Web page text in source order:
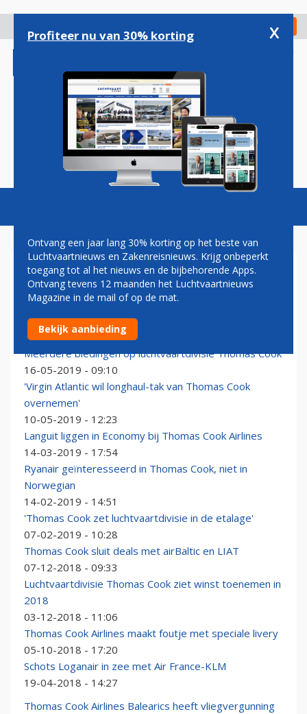
gaan
Check in
Magazine Podcasts Vacatures
THOMAS COOK AIRLINES
Britse piloten laaiend over reddingsplan Condor
26-09-2019 - 15:08
Meerdere biedingen op luchtvaartdivisie Thomas Cook
16-05-2019 - 09:10
'Virgin Atlantic wil longhaul-tak van Thomas Cook
overnemen'
10-05-2019 - 12:23
Languit liggen in Economy bij Thomas Cook Airlines
14-03-2019 - 17:54
Ryanair geïnteresseerd in Thomas Cook, niet in
Norwegian
14-02-2019 - 14:51
'Thomas Cook zet luchtvaartdivisie in de etalage'
07-02-2019 - 10:28
Thomas Cook sluit deals met airBaltic en LIAT
07-12-2018 - 09:33
Luchtvaartdivisie Thomas Cook ziet winst toenemen in
2018
03-12-2018 - 11:06
Thomas Cook Airlines maakt foutje met speciale livery
05-10-2018 - 17:20
Schots Loganair in zee met Air France-KLM
19-04-2018 - 14:27
Thomas Cook Airlines Balearics heeft vliegvergunning
Profiteer nu van 30% korting x
Ontvang een jaar lang 30% korting op het beste van
Luchtvaartnieuws en Zakenreisnieuws. Krijg onbeperkt
toegang tot al het nieuws en de bijbehorende Apps.
Ontvang tevens 12 maanden het Luchtvaartnieuws
Magazine in de mail of op de mat.
Bekijk aanbieding